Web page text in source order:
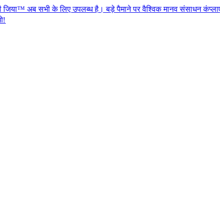
के लिए उपलब्ध है। बड़े पैमाने पर वैश्विक मानव संसाधन कंप्लाएन्स के लिए